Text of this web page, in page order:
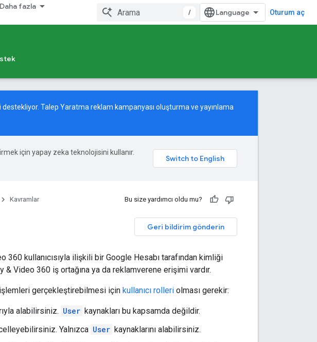
Daha fazla
/ Oturum aç
Talep Yaratma reklam kampanyası oluşturma ve yayınlama
için yapay zeka teknolojisini kullanır.
Kavramlar Bu size yardımcı oldu mu?
Geri bildirim gönderin
kullanıcısıyla ilişkili bir Google Hesabı tarafından kimliği
& Video 360 iş ortağına ya da reklamverene erişimi vardır.
işlemleri gerçekleştirebilmesi için kullanıcı rolleri olması gerekir:
alabilirsiniz. User kaynakları bu kapsamda değildir.
Yalnızca User kaynaklarını alabilirsiniz.